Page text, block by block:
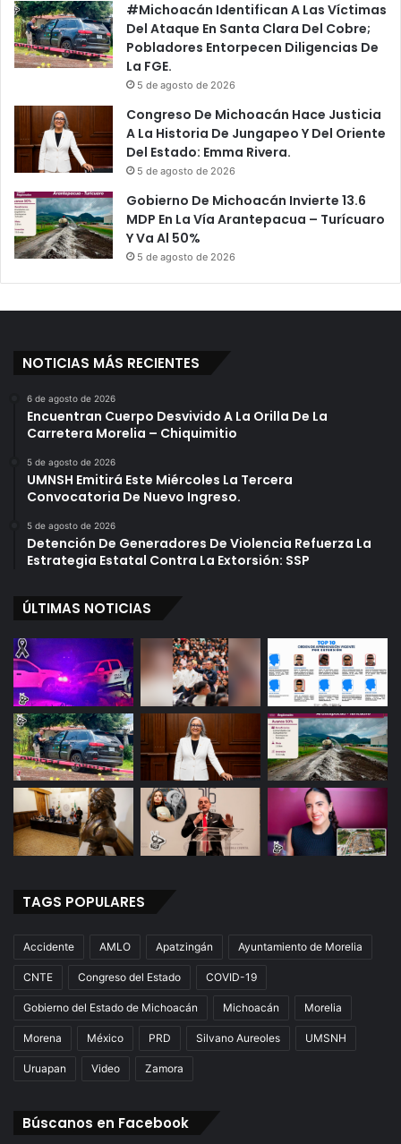
#Michoacán Identifican A Las Víctimas
Del Ataque En Santa Clara Del Cobre;
Pobladores Entorpecen Diligencias De
La FGE.
5 de agosto de 2026
Congreso De Michoacán Hace Justicia
A La Historia De Jungapeo Y Del Oriente
Del Estado: Emma Rivera.
5 de agosto de 2026
Gobierno De Michoacán Invierte 13.6
MDP En La Vía Arantepacua – Turícuaro
Y Va Al 50%
5 de agosto de 2026
NOTICIAS MÁS RECIENTES
6 de agosto de 2026
Encuentran Cuerpo Desvivido A La Orilla De La
Carretera Morelia – Chiquimitio
5 de agosto de 2026
UMNSH Emitirá Este Miércoles La Tercera
Convocatoria De Nuevo Ingreso.
5 de agosto de 2026
Detención De Generadores De Violencia Refuerza La
Estrategia Estatal Contra La Extorsión: SSP
ÚLTIMAS NOTICIAS
TAGS POPULARES
Accidente AMLO Apatzingán Ayuntamiento de Morelia
CNTE Congreso del Estado COVID-19
Gobierno del Estado de Michoacán Michoacán Morelia
Morena México PRD Silvano Aureoles UMSNH
Uruapan Video Zamora
Búscanos en Facebook